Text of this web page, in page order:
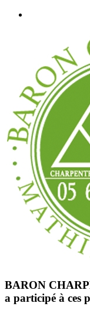
BARON
a participé à ces